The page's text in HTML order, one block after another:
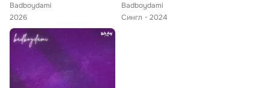
Badboydami
2026
Badboydami
Сингл
2024